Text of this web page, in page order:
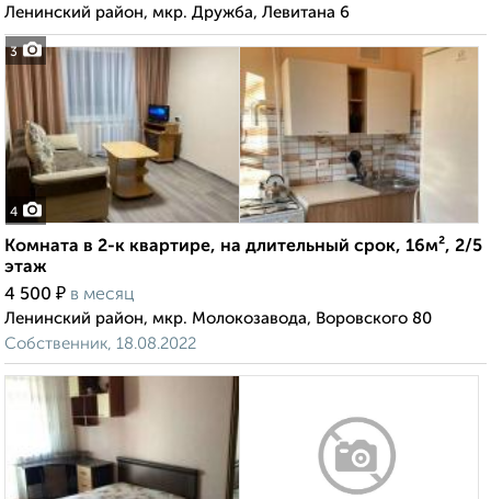
3
Ленинский район, мкр. Дружба, Левитана 6
4
Комната в 2-к квартире, на длительный срок, 16м², 2/5
этаж
4 500 ₽ в месяц
Ленинский район, мкр. Молокозавода, Воровского 80
Собственник, 18.08.2022